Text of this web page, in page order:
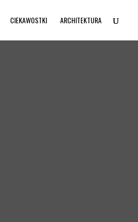
CIEKAWOSTKI ARCHITEKTURA